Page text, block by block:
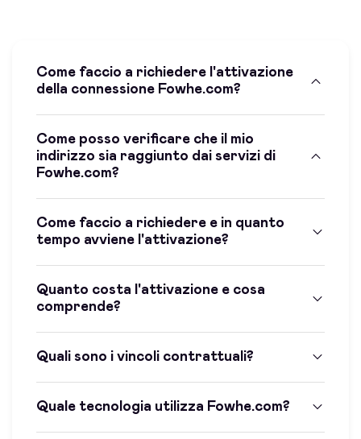
Come faccio a richiedere l'attivazione
della connessione Fowhe.com?
Come posso verificare che il mio
indirizzo sia raggiunto dai servizi di
Fowhe.com?
Come faccio a richiedere e in quanto
tempo avviene l'attivazione?
Quanto costa l'attivazione e cosa
comprende?
Quali sono i vincoli contrattuali?
Quale tecnologia utilizza Fowhe.com?